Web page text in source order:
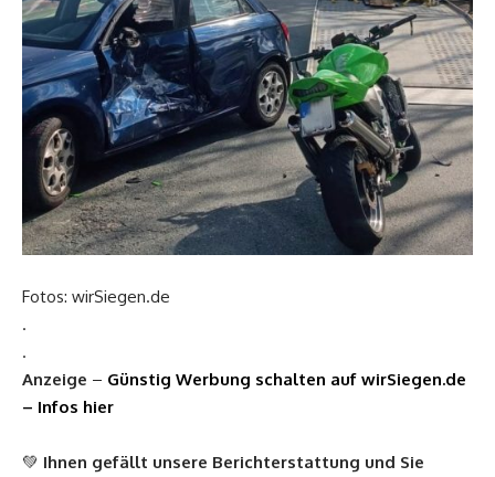
Fotos: wirSiegen.de
.
.
Anzeige – Günstig Werbung schalten auf wirSiegen.de
– Infos hier
💚 Ihnen gefällt unsere Berichterstattung und Sie